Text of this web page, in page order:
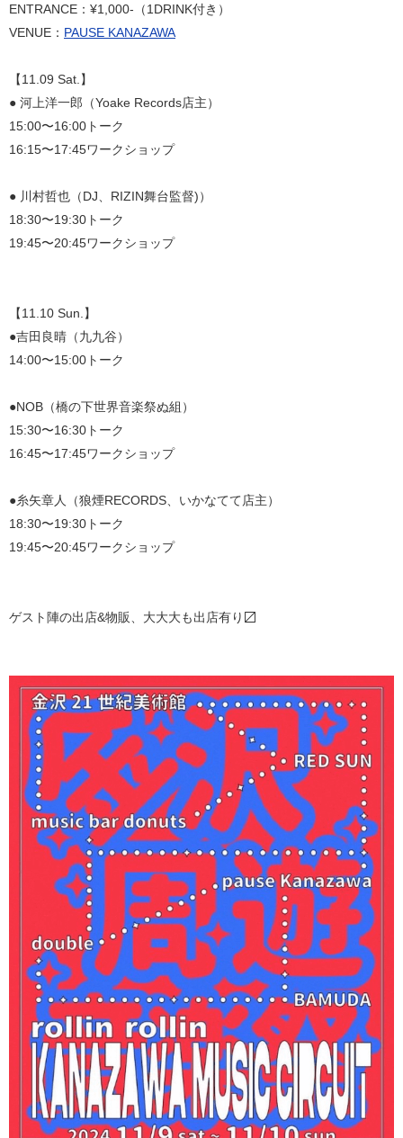
ENTRANCE：¥1,000-（1DRINK付き）
VENUE： PAUSE KANAZAWA
【11.09 Sat.】
● 河上洋一郎（Yoake Records店主）
15:00〜16:00トーク
16:15〜17:45ワークショップ
● 川村哲也（DJ、RIZIN舞台監督)）
18:30〜19:30トーク
19:45〜20:45ワークショップ
【11.10 Sun.】
●吉田良晴（九九谷）
14:00〜15:00トーク
●NOB（橋の下世界音楽祭ぬ組）
15:30〜16:30トーク
16:45〜17:45ワークショップ
●糸矢章人（狼煙RECORDS、いかなてて店主）
18:30〜19:30トーク
19:45〜20:45ワークショップ
ゲスト陣の出店&物販、大大大も出店有り〼